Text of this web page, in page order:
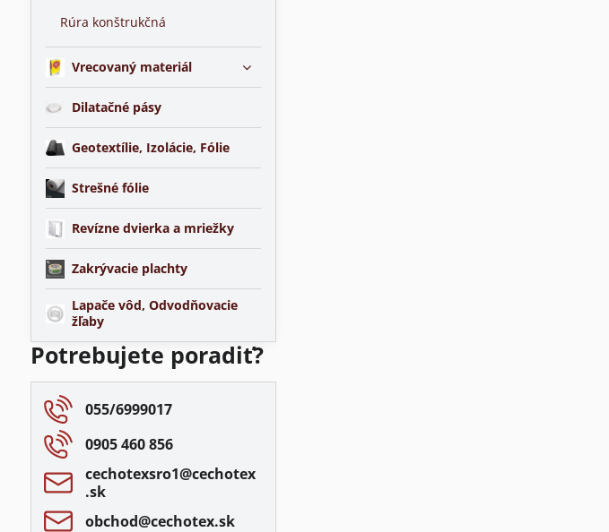
Rúra konštrukčná
Vrecovaný materiál
Dilatačné pásy
Geotextílie, Izolácie, Fólie
Strešné fólie
Revízne dvierka a mriežky
Zakrývacie plachty
Lapače vôd, Odvodňovacie
žľaby
Potrebujete poradiť?
055/6999017
0905 460 856
cechotexsro1​@cechotex​
.sk
obchod​@cechotex​.sk